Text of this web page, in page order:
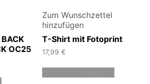
OC25
Zum Wunschzettel
hinzufügen
T-Shirt mit Fotoprint
17,99 €